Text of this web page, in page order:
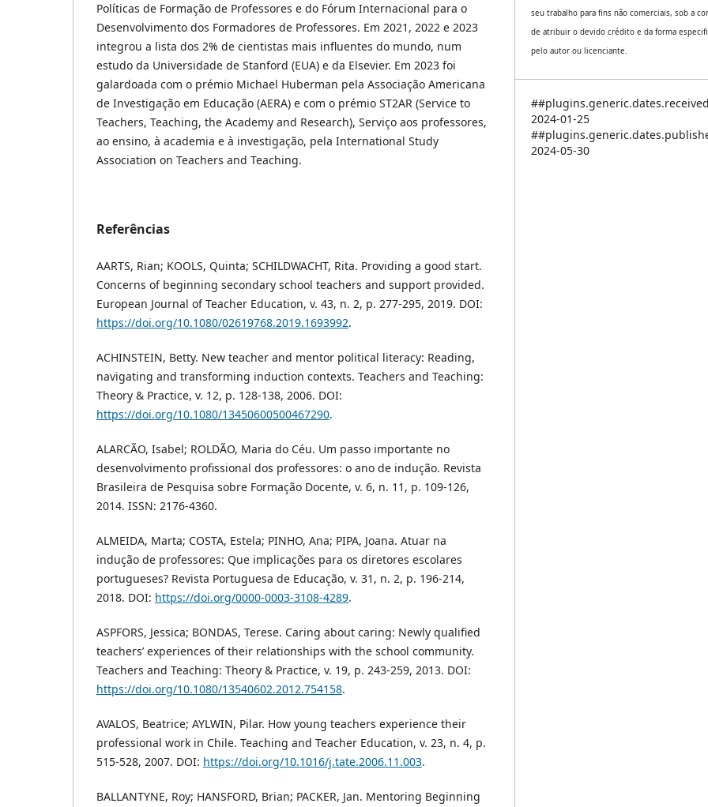
Políticas de Formação de Professores e do Fórum Internacional para o
Desenvolvimento dos Formadores de Professores. Em 2021, 2022 e 2023
integrou a lista dos 2% de cientistas mais influentes do mundo, num
estudo da Universidade de Stanford (EUA) e da Elsevier. Em 2023 foi
galardoada com o prémio Michael Huberman pela Associação Americana
de Investigação em Educação (AERA) e com o prémio ST2AR (Service to
Teachers, Teaching, the Academy and Research), Serviço aos professores,
ao ensino, à academia e à investigação, pela International Study
Association on Teachers and Teaching.
Referências
AARTS, Rian; KOOLS, Quinta; SCHILDWACHT, Rita. Providing a good start.
Concerns of beginning secondary school teachers and support provided.
European Journal of Teacher Education, v. 43, n. 2, p. 277-295, 2019. DOI:
https://doi.org/10.1080/02619768.2019.1693992.
ACHINSTEIN, Betty. New teacher and mentor political literacy: Reading,
navigating and transforming induction contexts. Teachers and Teaching:
Theory & Practice, v. 12, p. 128-138, 2006. DOI:
https://doi.org/10.1080/13450600500467290.
ALARCÃO, Isabel; ROLDÃO, Maria do Céu. Um passo importante no
desenvolvimento profissional dos professores: o ano de indução. Revista
Brasileira de Pesquisa sobre Formação Docente, v. 6, n. 11, p. 109-126,
2014. ISSN: 2176-4360.
ALMEIDA, Marta; COSTA, Estela; PINHO, Ana; PIPA, Joana. Atuar na
indução de professores: Que implicações para os diretores escolares
portugueses? Revista Portuguesa de Educação, v. 31, n. 2, p. 196-214,
2018. DOI: https://doi.org/0000-0003-3108-4289.
ASPFORS, Jessica; BONDAS, Terese. Caring about caring: Newly qualified
teachers’ experiences of their relationships with the school community.
Teachers and Teaching: Theory & Practice, v. 19, p. 243-259, 2013. DOI:
https://doi.org/10.1080/13540602.2012.754158.
AVALOS, Beatrice; AYLWIN, Pilar. How young teachers experience their
professional work in Chile. Teaching and Teacher Education, v. 23, n. 4, p.
515-528, 2007. DOI: https://doi.org/10.1016/j.tate.2006.11.003.
BALLANTYNE, Roy; HANSFORD, Brian; PACKER, Jan. Mentoring Beginning
seu trabalho para fins não comerciais, sob a
de atribuir o devido crédito e da forma
pelo autor ou licenciante.
2024-01-25
2024-05-30